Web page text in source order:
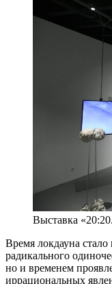
Выставка
Время локдауна
радикального
но и временем
иррациональных